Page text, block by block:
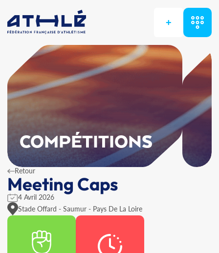
+
COMPÉTITIONS
Retour
Meeting Caps
4 Avril 2026
Stade Offard - Saumur - Pays De La Loire